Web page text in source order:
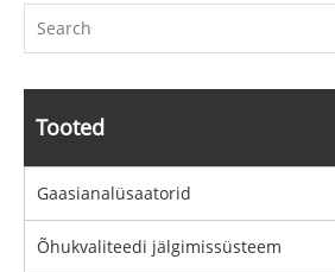
Tooted
Gaasianalüsaatorid
Õhukvaliteedi jälgimissüsteem